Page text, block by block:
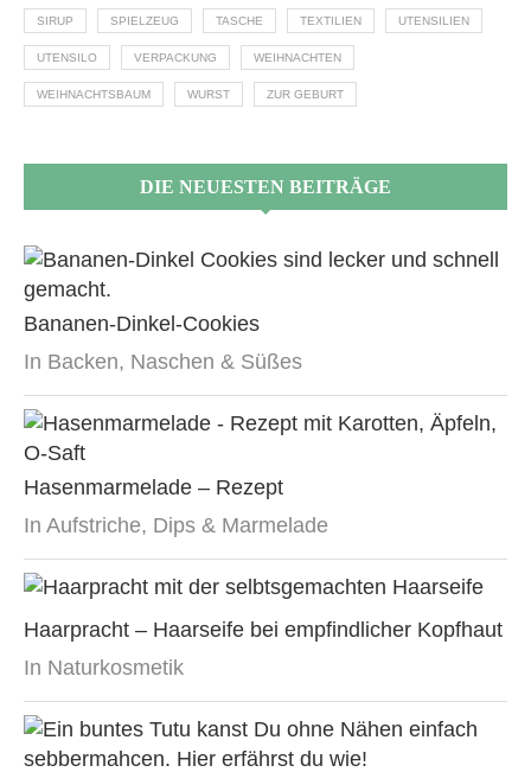
SIRUP SPIELZEUG TASCHE TEXTILIEN UTENSILIEN
UTENSILO VERPACKUNG WEIHNACHTEN
WEIHNACHTSBAUM WURST ZUR GEBURT
DIE NEUESTEN BEITRÄGE
Bananen-Dinkel-Cookies
In Backen, Naschen & Süßes
Hasenmarmelade – Rezept
In Aufstriche, Dips & Marmelade
Haarpracht – Haarseife bei empfindlicher Kopfhaut
In Naturkosmetik